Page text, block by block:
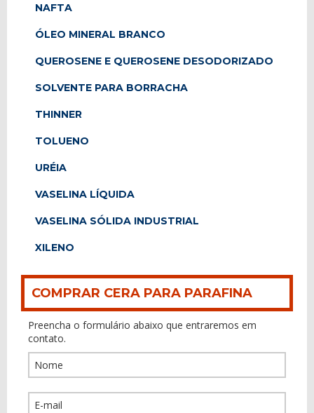
NAFTA
ÓLEO MINERAL BRANCO
QUEROSENE E QUEROSENE DESODORIZADO
SOLVENTE PARA BORRACHA
THINNER
TOLUENO
URÉIA
VASELINA LÍQUIDA
VASELINA SÓLIDA INDUSTRIAL
XILENO
COMPRAR CERA PARA PARAFINA
Preencha o formulário abaixo que entraremos em
contato.